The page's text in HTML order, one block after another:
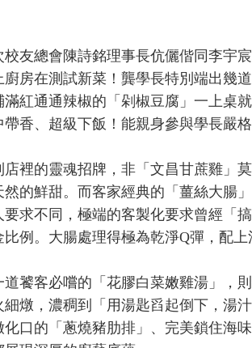
總會陳詩銘理事長伉儷偕同李宇宸
廚房在測試新菜！龔學長特別端出幾
滿紅通通辣椒的「剁椒豆腐」一上桌
帶香、超級下飯！能親身參與學長嚴
的靈魂招牌，非「文昌甘蔗雞」莫
然的鮮甜。而客家經典的「薑絲大腸
要求不同，極端的客製化要求曾經「
比例。大腸處理得極為乾淨Q彈，配
客必嚐的「花膠白菜嫩雞湯」，則
細燉，濃稠到「用湯匙舀起倒下，湯
化口的「蔥燒豬肋排」、完美鎖住海